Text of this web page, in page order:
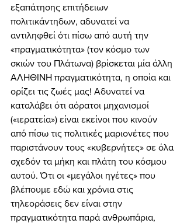
εξαπάτησης επιτήδειων
πολιτικάντηδων, αδυνατεί να
αντιληφθεί ότι πίσω από αυτή την
«πραγματικότητα» (τον κόσμο των
σκιών του Πλάτωνα) βρίσκεται μία άλλη
ΑΛΗΘΙΝΗ πραγματικότητα, η οποία και
ορίζει τις ζωές μας! Αδυνατεί να
καταλάβει ότι αόρατοι μηχανισμοί
(«ιερατεία») είναι εκείνοι που κινούν
από πίσω τις πολιτικές μαριονέτες που
παριστάνουν τους «κυβερνήτες» σε όλα
σχεδόν τα μήκη και πλάτη του κόσμου
αυτού. Ότι οι «μεγάλοι ηγέτες» που
βλέπουμε εδώ και χρόνια στις
τηλεοράσεις δεν είναι στην
πραγματικότητα παρά ανθρωπάρια,